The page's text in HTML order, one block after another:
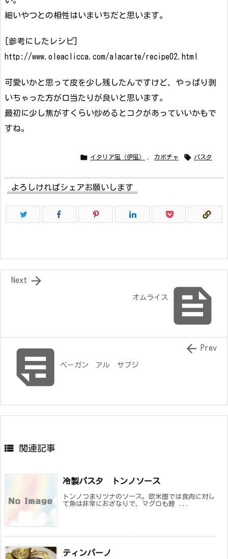
細いやつとの相性はいまいちだと思います。
[参考にしたレシピ]
http://www.oleaclicca.com/alacarte/recipe02.html
可愛いかと思って皮を少し残したんですけど、やっぱり剥
いちゃった方が口当たりが良いと思います。
最初に少し焦がすくらい炒めるとコクがあっていいかもで
すね。
 イタリア風（伊風） カボチャ  パスタ
よろしければシェアお願いします

オムライス

Next
ベーガン アル サブジ
 Prev
 関連記事
冷製パスタ トンノソース
トンノつまりツナのソース。欧米圏では食肉に対し
て魚は非常におざなりで、マグロも鰹 ...
ティンパーノ